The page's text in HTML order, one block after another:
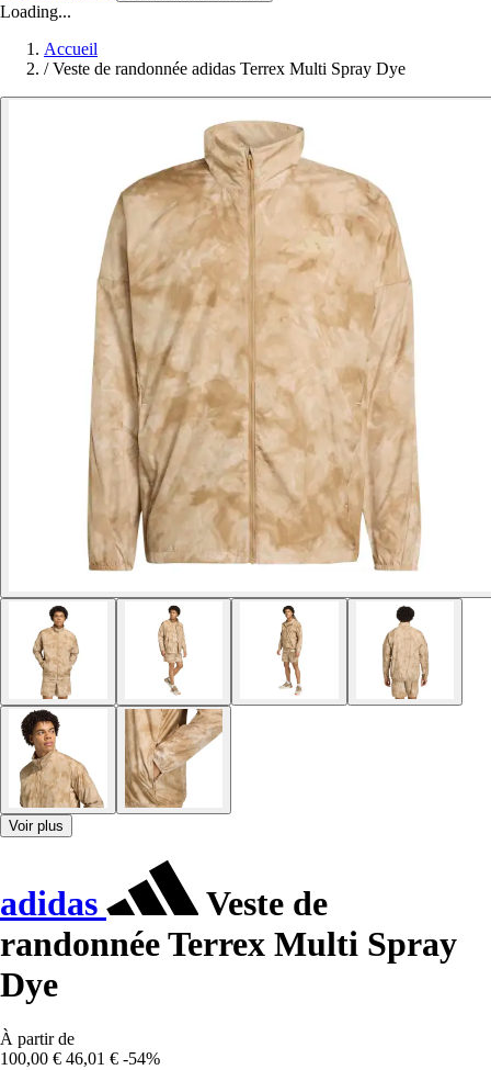
Loading...
Accueil
/ Veste de randonnée adidas Terrex Multi Spray Dye
Voir plus
adidas
Veste de
randonnée Terrex Multi Spray
Dye
À partir de
100,00 € 46,01 € -54%